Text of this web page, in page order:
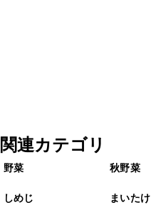
関連カテゴリ
野菜 秋野菜
しめじ まいたけ